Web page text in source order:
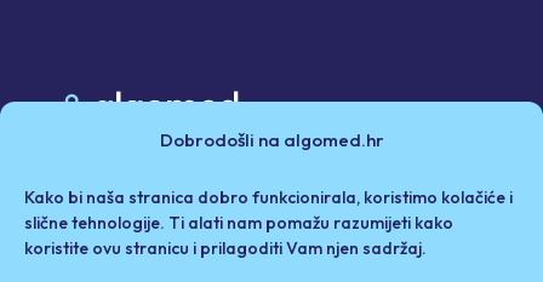
Dobrodošli na algomed.hr
Kako bi naša stranica dobro funkcionirala, koristimo kolačiće i
slične tehnologije. Ti alati nam pomažu razumijeti kako
koristite ovu stranicu i prilagoditi Vam njen sadržaj.
Politika privatnosti i kolačići
Iza Algomeda
Odricanje od odgovornosti / Uvjeti korištenja